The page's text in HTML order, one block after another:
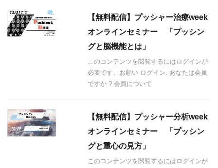
【無料配信】プッシャー治療week
オンラインセミナー 「プッシン
グと脳機能とは」
このコンテンツを閲覧するにはログインが
必要です。お願い ログイン. あなたは会員
ですか ? 会員について
【無料配信】プッシャー分析week
オンラインセミナー 「プッシン
グと重心の見方」
このコンテンツを閲覧するにはログインが